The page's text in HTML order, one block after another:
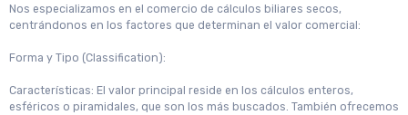
Nos especializamos en el comercio de cálculos biliares secos,
centrándonos en los factores que determinan el valor comercial:
Forma y Tipo (Classification):
Características: El valor principal reside en los cálculos enteros,
esféricos o piramidales, que son los más buscados. También ofrecemos